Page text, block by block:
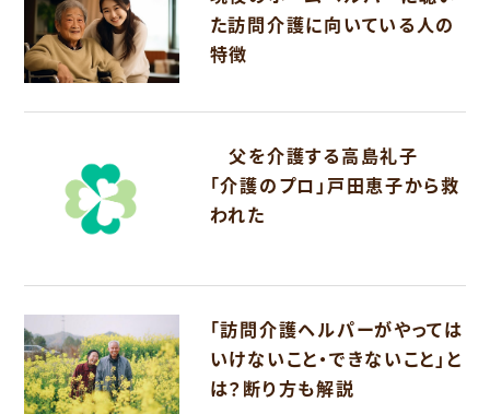
た訪問介護に向いている人の
特徴
父を介護する高島礼子
「介護のプロ」戸田恵子から救
われた
「訪問介護ヘルパーがやっては
いけないこと・できないこと」と
は？断り方も解説